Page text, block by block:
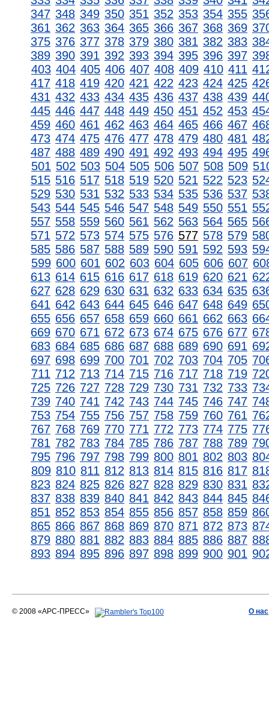
347 348 349 350 351 352 353 354 355
361 362 363 364 365 366 367 368 369
375 376 377 378 379 380 381 382 383
389 390 391 392 393 394 395 396 397
403 404 405 406 407 408 409 410 411
417 418 419 420 421 422 423 424 425
431 432 433 434 435 436 437 438 439
445 446 447 448 449 450 451 452 453
459 460 461 462 463 464 465 466 467
473 474 475 476 477 478 479 480 481
487 488 489 490 491 492 493 494 495
501 502 503 504 505 506 507 508 509
515 516 517 518 519 520 521 522 523
529 530 531 532 533 534 535 536 537
543 544 545 546 547 548 549 550 551
557 558 559 560 561 562 563 564 565
571 572 573 574 575 576 577 578 579
585 586 587 588 589 590 591 592 593
599 600 601 602 603 604 605 606 607
613 614 615 616 617 618 619 620 621
627 628 629 630 631 632 633 634 635
641 642 643 644 645 646 647 648 649
655 656 657 658 659 660 661 662 663
669 670 671 672 673 674 675 676 677
683 684 685 686 687 688 689 690 691
697 698 699 700 701 702 703 704 705
711 712 713 714 715 716 717 718 719
725 726 727 728 729 730 731 732 733
739 740 741 742 743 744 745 746 747
753 754 755 756 757 758 759 760 761
767 768 769 770 771 772 773 774 775
781 782 783 784 785 786 787 788 789
795 796 797 798 799 800 801 802 803
809 810 811 812 813 814 815 816 817
823 824 825 826 827 828 829 830 831
837 838 839 840 841 842 843 844 845
851 852 853 854 855 856 857 858 859
865 866 867 868 869 870 871 872 873
879 880 881 882 883 884 885 886 887
893 894 895 896 897 898 899 900 901
© 2008 «АРС-ПРЕСС» О нас